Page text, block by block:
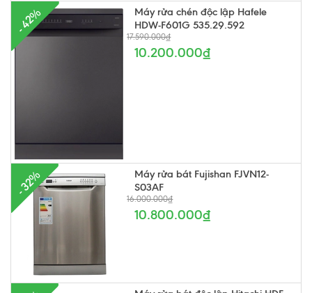
- 42%
Máy rửa chén độc lập Hafele
HDW-F601G 535.29.592
17.590.000₫
10.200.000₫
- 32%
Máy rửa bát Fujishan FJVN12-
S03AF
16.000.000₫
10.800.000₫